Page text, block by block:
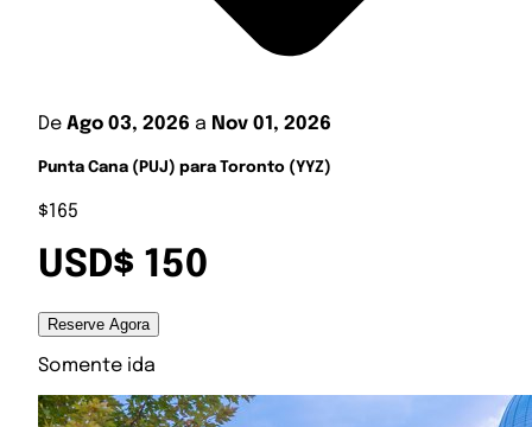
De Ago 03, 2026 a Nov 01, 2026
Punta Cana (PUJ) para Toronto (YYZ)
$165
USD$ 150
Reserve Agora
Somente ida